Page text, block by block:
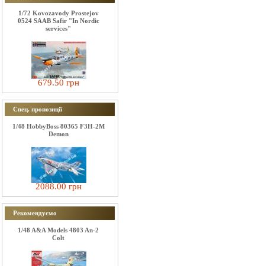
1/72 Kovozavody Prostejov
0524 SAAB Safir "In Nordic
services"
679.50 грн
Спец. пропозиції
1/48 HobbyBoss 80365 F3H-2M
Demon
2088.00 грн
Рекомендуємо
1/48 A&A Models 4803 An-2
Colt